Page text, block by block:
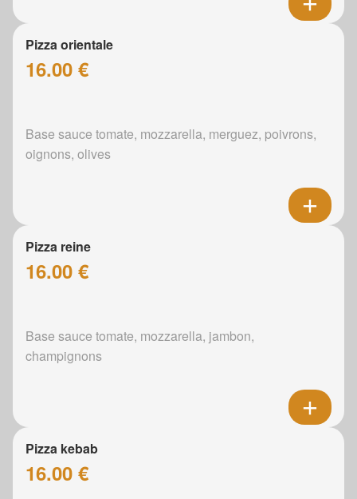
Pizza orientale
16.00 €
Base sauce tomate, mozzarella, merguez, poivrons,
oignons, olives
Pizza reine
16.00 €
Base sauce tomate, mozzarella, jambon,
champignons
Pizza kebab
16.00 €